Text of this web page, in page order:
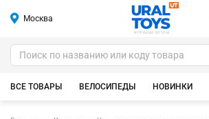
Москва
ИГРУШКИ ОПТОМ
ВСЕ ТОВАРЫ ВЕЛОСИПЕДЫ НОВИНКИ